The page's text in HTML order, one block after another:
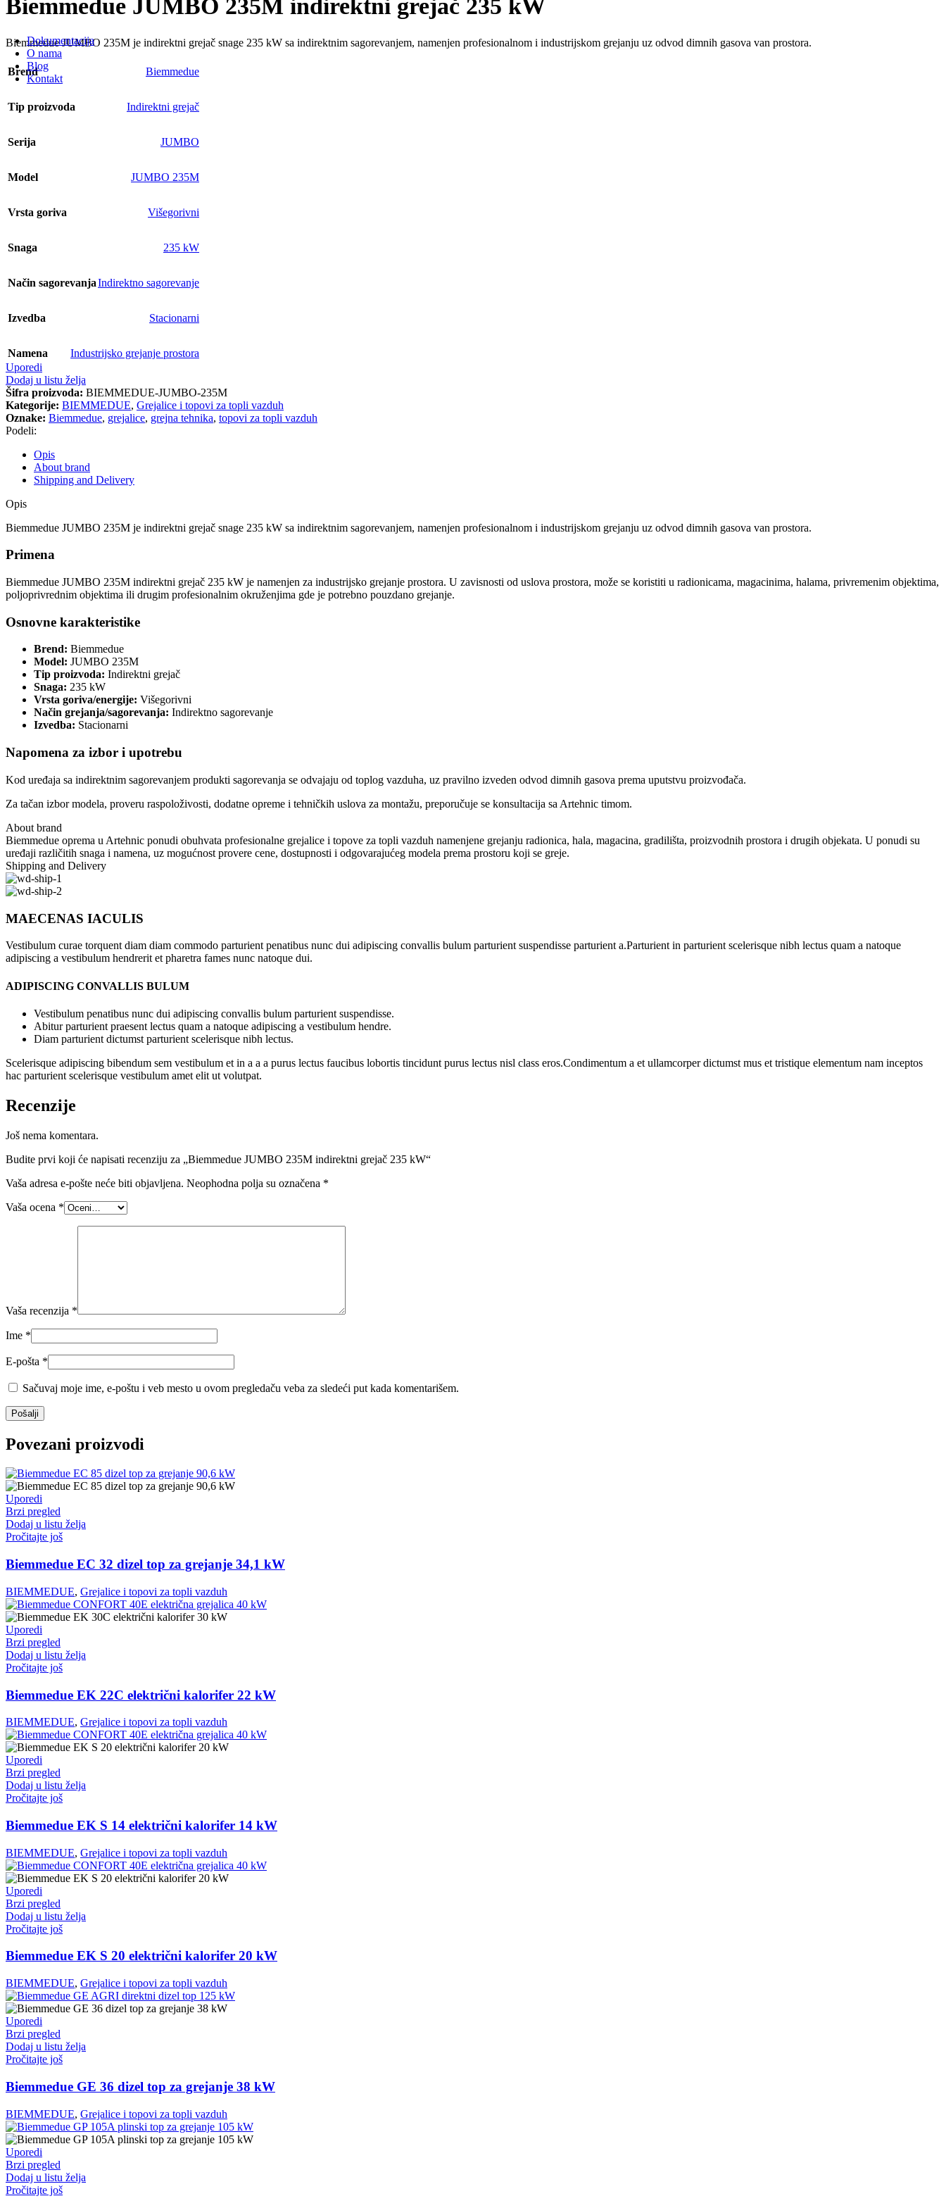
Dokumentacija
O nama
Blog
Kontakt
Biemmedue JUMBO 235M indirektni grejač 235 kW
Biemmedue JUMBO 235M je indirektni grejač snage 235 kW sa indirektnim sagorevanjem, namenjen profesionalnom i industrijskom grejanju uz odvod dimnih gasova van prostora.
Brend Biemmedue
Tip proizvoda Indirektni grejač
Serija JUMBO
Model JUMBO 235M
Vrsta goriva Višegorivni
Snaga 235 kW
Način sagorevanjaIndirektno sagorevanje
Izvedba Stacionarni
Namena
Industrijsko grejanje prostora
Uporedi
Dodaj u listu želja
Šifra proizvoda: BIEMMEDUE-JUMBO-235M
Kategorije: BIEMMEDUE, Grejalice i topovi za topli vazduh
Oznake: Biemmedue, grejalice, grejna tehnika, topovi za topli vazduh
Podeli:
Opis
About brand
Shipping and Delivery
Opis
Biemmedue JUMBO 235M je indirektni grejač snage 235 kW sa indirektnim sagorevanjem, namenjen profesionalnom i industrijskom grejanju uz odvod dimnih gasova van prostora.
Primena
Biemmedue JUMBO 235M indirektni grejač 235 kW je namenjen za industrijsko grejanje prostora. U zavisnosti od uslova prostora, može se koristiti u radionicama, magacinima, halama, privremenim objektima,
poljoprivrednim objektima ili drugim profesionalnim okruženjima gde je potrebno pouzdano grejanje.
Osnovne karakteristike
Brend: Biemmedue
Model: JUMBO 235M
Tip proizvoda: Indirektni grejač
Snaga: 235 kW
Vrsta goriva/energije: Višegorivni
Način grejanja/sagorevanja: Indirektno sagorevanje
Izvedba: Stacionarni
Napomena za izbor i upotrebu
Kod uređaja sa indirektnim sagorevanjem produkti sagorevanja se odvajaju od toplog vazduha, uz pravilno izveden odvod dimnih gasova prema uputstvu proizvođača.
Za tačan izbor modela, proveru raspoloživosti, dodatne opreme i tehničkih uslova za montažu, preporučuje se konsultacija sa Artehnic timom.
About brand
Biemmedue oprema u Artehnic ponudi obuhvata profesionalne grejalice i topove za topli vazduh namenjene grejanju radionica, hala, magacina, gradilišta, proizvodnih prostora i drugih objekata. U ponudi su
uređaji različitih snaga i namena, uz mogućnost provere cene, dostupnosti i odgovarajućeg modela prema prostoru koji se greje.
Shipping and Delivery
MAECENAS IACULIS
Vestibulum curae torquent diam diam commodo parturient penatibus nunc dui adipiscing convallis bulum parturient suspendisse parturient a.Parturient in parturient scelerisque nibh lectus quam a natoque
adipiscing a vestibulum hendrerit et pharetra fames nunc natoque dui.
ADIPISCING CONVALLIS BULUM
Vestibulum penatibus nunc dui adipiscing convallis bulum parturient suspendisse.
Abitur parturient praesent lectus quam a natoque adipiscing a vestibulum hendre.
Diam parturient dictumst parturient scelerisque nibh lectus.
Scelerisque adipiscing bibendum sem vestibulum et in a a a purus lectus faucibus lobortis tincidunt purus lectus nisl class eros.Condimentum a et ullamcorper dictumst mus et tristique elementum nam inceptos
hac parturient scelerisque vestibulum amet elit ut volutpat.
Recenzije
Još nema komentara.
Budite prvi koji će napisati recenziju za „Biemmedue JUMBO 235M indirektni grejač 235 kW“
Vaša adresa e-pošte neće biti objavljena. Neophodna polja su označena *
Vaša ocena *
Vaša recenzija *
Ime *
E-pošta *
Sačuvaj moje ime, e-poštu i veb mesto u ovom pregledaču veba za sledeći put kada komentarišem.
Povezani proizvodi
Uporedi
Brzi pregled
Dodaj u listu želja
Pročitajte još
Biemmedue EC 32 dizel top za grejanje 34,1 kW
BIEMMEDUE, Grejalice i topovi za topli vazduh
Uporedi
Brzi pregled
Dodaj u listu želja
Pročitajte još
Biemmedue EK 22C električni kalorifer 22 kW
BIEMMEDUE, Grejalice i topovi za topli vazduh
Uporedi
Brzi pregled
Dodaj u listu želja
Pročitajte još
Biemmedue EK S 14 električni kalorifer 14 kW
BIEMMEDUE, Grejalice i topovi za topli vazduh
Uporedi
Brzi pregled
Dodaj u listu želja
Pročitajte još
Biemmedue EK S 20 električni kalorifer 20 kW
BIEMMEDUE, Grejalice i topovi za topli vazduh
Uporedi
Brzi pregled
Dodaj u listu želja
Pročitajte još
Biemmedue GE 36 dizel top za grejanje 38 kW
BIEMMEDUE, Grejalice i topovi za topli vazduh
Uporedi
Brzi pregled
Dodaj u listu želja
Pročitajte još